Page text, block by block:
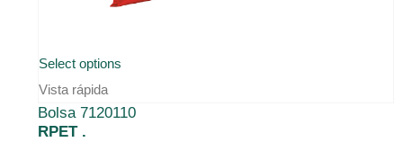
Select options
tiene
Vista rápida
Bolsa 7120110
RPET .